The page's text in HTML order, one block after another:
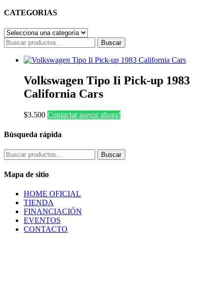
CATEGORIAS
Buscar
por:
Buscar
Volkswagen Tipo Ii Pick-up 1983
California Cars
$3.500 Contactar asesor ahora!
Búsqueda rápida
Buscar
por:
Buscar
Mapa de sitio
HOME OFICIAL
TIENDA
FINANCIACIÓN
EVENTOS
CONTACTO